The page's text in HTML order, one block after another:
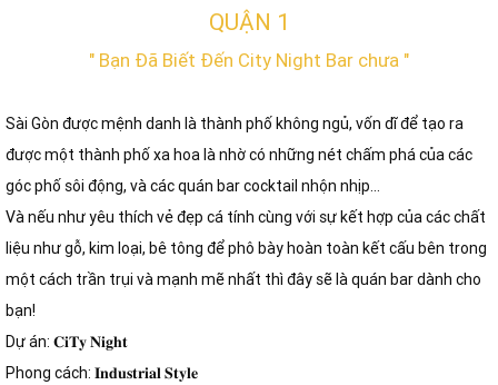
QUẬN 1
" Bạn Đã Biết Đến City Night Bar chưa "
Sài Gòn được mệnh danh là thành phố không ngủ, vốn dĩ để tạo ra
được một thành phố xa hoa là nhờ có những nét chấm phá của các
góc phố sôi động, và các quán bar cocktail nhộn nhịp…
Và nếu như yêu thích vẻ đẹp cá tính cùng với sự kết hợp của các chất
liệu như gỗ, kim loại, bê tông để phô bày hoàn toàn kết cấu bên trong
một cách trần trụi và mạnh mẽ nhất thì đây sẽ là quán bar dành cho
bạn!
Dự án: 𝐂𝐢𝐓𝐲 𝐍𝐢𝐠𝐡𝐭
Phong cách: 𝐈𝐧𝐝𝐮𝐬𝐭𝐫𝐢𝐚𝐥 𝐒𝐭𝐲𝐥𝐞